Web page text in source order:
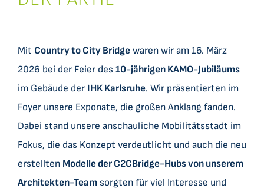
Datensätze
C2CBridge
Mit Country to City Bridgewaren wir am 16. März
2026 bei der Feier des 10-jährigen KAMO-Jubiläums
im Gebäude der IHK Karlsruhe. Wir präsentierten im
Foyer unsere Exponate, die großen Anklang fanden.
Dabei stand unsere anschauliche Mobilitätsstadt im
Fokus, die das Konzept verdeutlicht und auch die neu
erstellten Modelle der C2CBridge-Hubs von unserem
Architekten-Teamsorgten für viel Interesse und